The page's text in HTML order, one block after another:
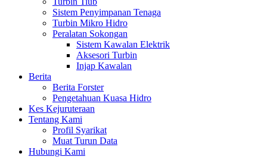
Sistem Penyimpanan Tenaga
Turbin Mikro Hidro
Peralatan Sokongan
Sistem Kawalan Elektrik
Aksesori Turbin
Injap Kawalan
Berita
Berita Forster
Pengetahuan Kuasa Hidro
Kes Kejuruteraan
Tentang Kami
Profil Syarikat
Muat Turun Data
Hubungi Kami